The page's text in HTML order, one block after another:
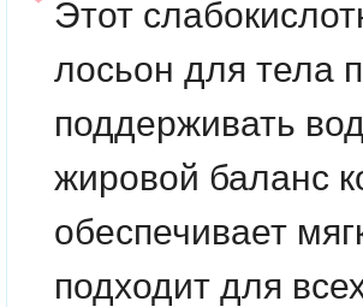
Этот
лосьон для тела
поддерживать
жировой баланс
обеспечивает
подходит для